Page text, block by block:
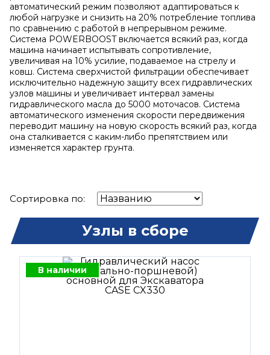
автоматический режим позволяют адаптироваться к
любой нагрузке и снизить на 20% потребление топлива
по сравнению с работой в непрерывном режиме.
Система POWERBOOST включается всякий раз, когда
машина начинает испытывать сопротивление,
увеличивая на 10% усилие, подаваемое на стрелу и
ковш. Система сверхчистой фильтрации обеспечивает
исключительно надежную защиту всех гидравлических
узлов машины и увеличивает интервал замены
гидравлического масла до 5000 моточасов. Система
автоматического изменения скорости передвижения
переводит машину на новую скорость всякий раз, когда
она сталкивается с каким-либо препятствием или
изменяется характер грунта.
Сортировка по:
Узлы в сборе
В наличии